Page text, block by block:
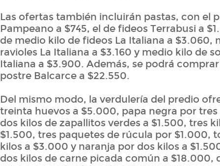
Las ofertas también incluirán pastas, con el
Pampeano a $745, el de fideos Terrabusi a
de medio kilo de fideos La Italiana a $3.060,
ravioles La Italiana a $3.160 y medio kilo de
Italiana a $3.900. Además, se podrá
postre Balcarce a $22.550.
Del mismo modo, la verdulería del predio
treinta huevos a $5.000, papa negra por tres
dos kilos de zapallitos verdes a $1.500, tres
$1.500, tres paquetes de rúcula por $1.000,
kilos a $3.000 y naranja por dos kilos a
dos kilos de carne picada común a $18.000,